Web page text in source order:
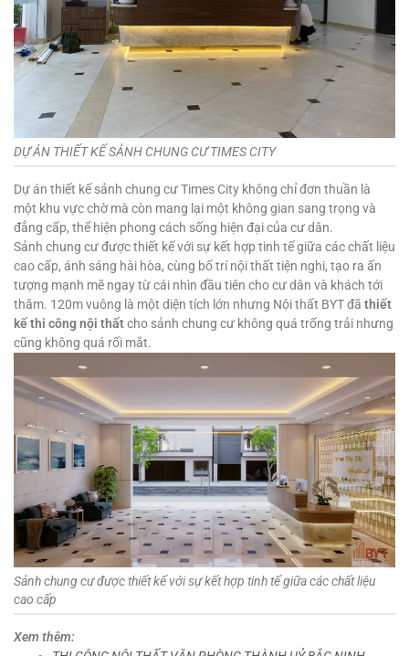
DỰ ÁN THIẾT KẾ SẢNH CHUNG CƯ TIMES CITY
Dự án thiết kế sảnh chung cư Times City không chỉ đơn thuần là
một khu vực chờ mà còn mang lại một không gian sang trọng và
đẳng cấp, thể hiện phong cách sống hiện đại của cư dân.
Sảnh chung cư được thiết kế với sự kết hợp tinh tế giữa các chất liệu
cao cấp, ánh sáng hài hòa, cùng bố trí nội thất tiện nghi, tạo ra ấn
tượng mạnh mẽ ngay từ cái nhìn đầu tiên cho cư dân và khách tới
thăm. 120m vuông là một diện tích lớn nhưng Nội thất BYT đã thiết
kế thi công nội thấtcho sảnh chung cư không quá trống trải nhưng
cũng không quá rối mắt.
Sảnh chung cư được thiết kế với sự kết hợp tinh tế giữa các chất liệu
cao cấp
Xem thêm: